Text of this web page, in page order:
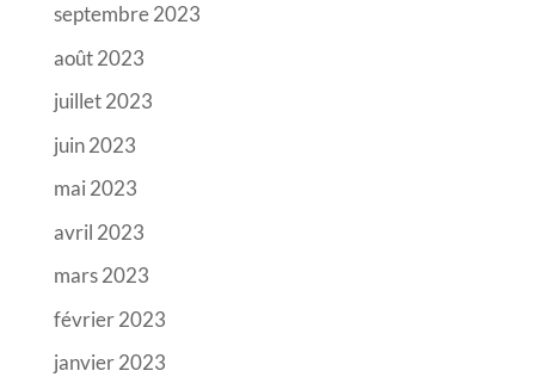
septembre 2023
août 2023
juillet 2023
juin 2023
mai 2023
avril 2023
mars 2023
février 2023
janvier 2023